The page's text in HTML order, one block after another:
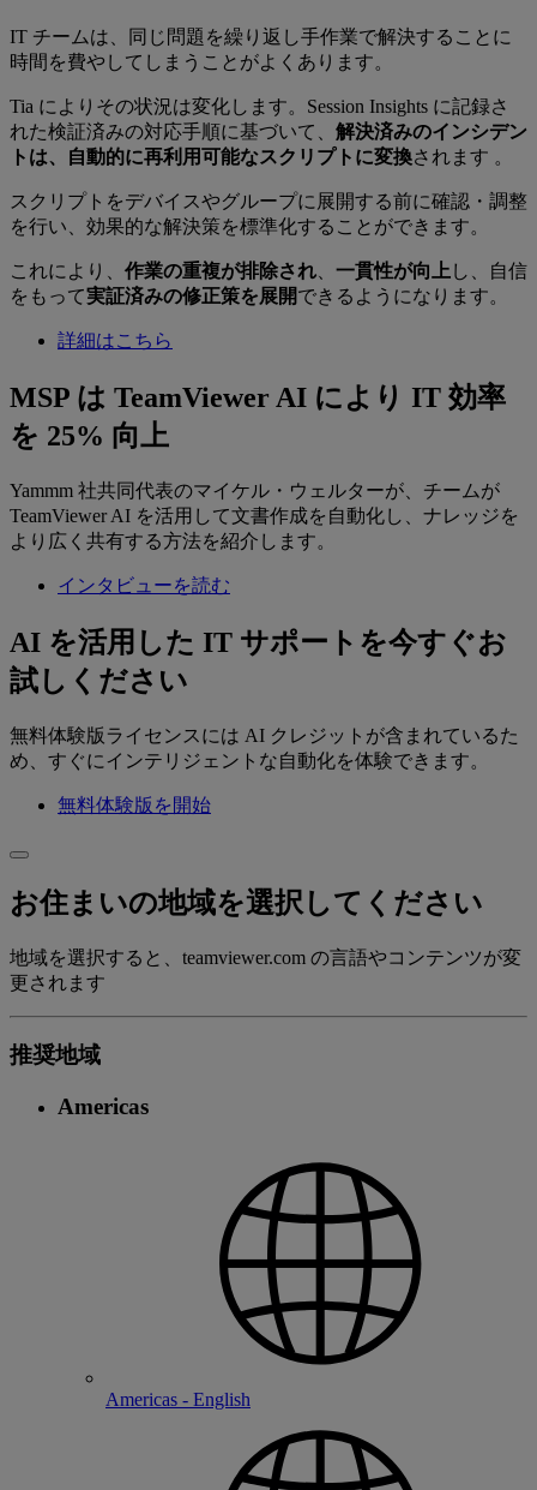
IT チームは、同じ問題を繰り返し手作業で解決することに
時間を費やしてしまうことがよくあります。
Tia によりその状況は変化します。Session Insights に記録さ
れた検証済みの対応手順に基づいて、 解決済みのインシデン
トは、自動的に再利用可能なスクリプトに変換されます 。
スクリプトをデバイスやグループに展開する前に確認・調整
を行い、効果的な解決策を標準化することができます。
これにより、 作業の重複が排除され 一貫性が向上 し、自信
をもって実証済みの修正策を展開できるようになります。
詳細はこちら
MSP は TeamViewer AI により IT 効率
を 25% 向上
Yammm 社共同代表のマイケル・ウェルターが、チームが
TeamViewer AI を活用して文書作成を自動化し、ナレッジを
より広く共有する方法を紹介します。
インタビューを読む
AI を活用した IT サポートを今すぐお
試しください
無料体験版ライセンスには AI クレジットが含まれているた
め、すぐにインテリジェントな自動化を体験できます。
無料体験版を開始
お住まいの地域を選択してください
地域を選択すると、teamviewer.com の言語やコンテンツが変
更されます
推奨地域
Americas
Americas - English